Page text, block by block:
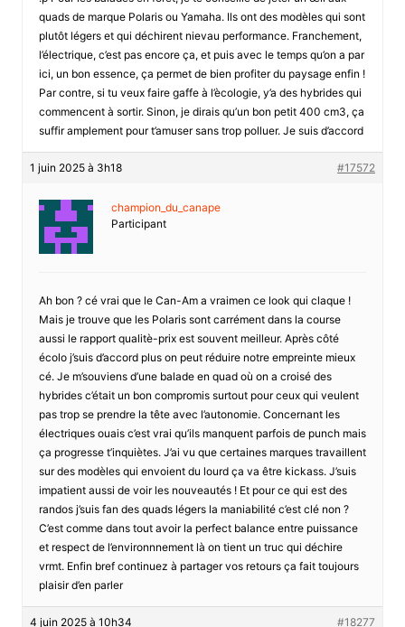
quads de marque Polaris ou Yamaha. Ils ont des modèles qui sont
plutôt légers et qui déchirent nievau performance. Franchement,
l’électrique, c’est pas encore ça, et puis avec le temps qu’on a par
ici, un bon essence, ça permet de bien profiter du paysage enfin !
Par contre, si tu veux faire gaffe à l’ècologie, y’a des hybrides qui
commencent à sortir. Sinon, je dirais qu’un bon petit 400 cm3, ça
suffir amplement pour t’amuser sans trop polluer. Je suis d’accord
1 juin 2025 à 3h18 #17572
champion_du_canape
Participant
Ah bon ? cé vrai que le Can-Am a vraimen ce look qui claque !
Mais je trouve que les Polaris sont carrément dans la course
aussi le rapport qualitè-prix est souvent meilleur. Après côté
écolo j’suis d’accord plus on peut réduire notre empreinte mieux
cé. Je m’souviens d’une balade en quad où on a croisé des
hybrides c’était un bon compromis surtout pour ceux qui veulent
pas trop se prendre la tête avec l’autonomie. Concernant les
électriques ouais c’est vrai qu’ils manquent parfois de punch mais
ça progresse t’inquiètes. J’ai vu que certaines marques travaillent
sur des modèles qui envoient du lourd ça va être kickass. J’suis
impatient aussi de voir les nouveautés ! Et pour ce qui est des
randos j’suis fan des quads légers la maniabilité c’est clé non ?
C’est comme dans tout avoir la perfect balance entre puissance
et respect de l’environnnement là on tient un truc qui déchire
vrmt. Enfin bref continuez à partager vos retours ça fait toujours
plaisir d’en parler
4 juin 2025 à 10h34 #18277